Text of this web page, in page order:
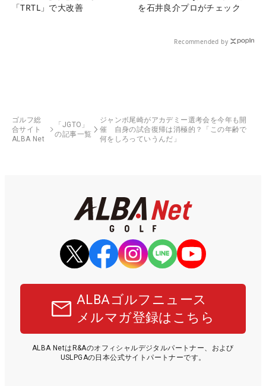
「TRTL」で大改善
を石井良介プロがチェック
Recommended by
ゴルフ総
合サイト
ALBA Net
「JGTO」
の記事一覧
ジャンボ尾崎がアカデミー選考会を今年も開
催 自身の試合復帰は消極的？「この年齢で
何をしろっていうんだ」
ALBAゴルフニュース
メルマガ登録はこちら
ALBA NetはR&Aのオフィシャルデジタルパートナー、および
USLPGAの日本公式サイトパートナーです。